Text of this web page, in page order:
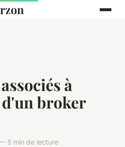
à
broker
5 min de lecture